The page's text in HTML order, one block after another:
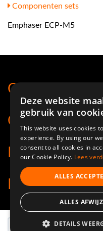
Componenten sets
Emphaser ECP-M5
Contact
Openingstijden
Klantenservice
Informatie
© 2026 - Nimbuz Shop.
Deze website
gebruik van
This website uses cookies
experience. By using our
consent to all cookies in
our Cookie Policy. Lees
ALLES
ALLES
DETAILS